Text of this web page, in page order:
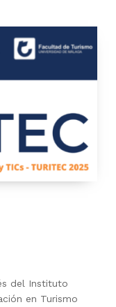
del Instituto
en Turismo